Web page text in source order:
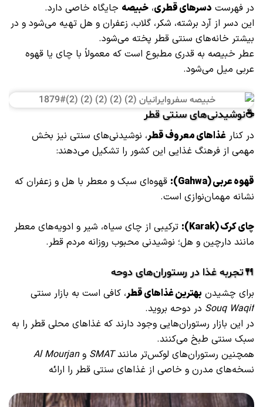
در فهرست دسرهای قطری، خبیصه جایگاه خاصی دارد.
این دسر از آرد برشته، شکر، گلاب، زعفران و هل تهیه می‌شود و در
بیشتر خانه‌های سنتی قطر پخته می‌شود.
عطر خبیصه به قدری مطبوع است که معمولاً با چای یا قهوه
عربی میل می‌شود.
☕نوشیدنی‌های سنتی قطر
در کنار غذاهای معروف قطر، نوشیدنی‌های سنتی نیز بخش
مهمی از فرهنگ غذایی این کشور را تشکیل می‌دهند:
قهوه عربی (Gahwa):
قهوه‌ای سبک و معطر با هل و زعفران که
نشانه مهمان‌نوازی است.
چای کرک (Karak):
ترکیبی از چای سیاه، شیر و ادویه‌های معطر
مانند دارچین و هل؛ نوشیدنی محبوب روزانه مردم قطر.
🍴تجربه غذا در رستوران‌های دوحه
برای چشیدن بهترین غذاهای قطر، کافی است به بازار سنتی
Souq Waqif در دوحه بروید.
در این بازار رستوران‌هایی وجود دارند که غذاهای محلی قطر را به
سبک سنتی طبخ می‌کنند.
همچنین رستوران‌های لوکس‌تر مانندSMAT وAl Mourjan
نسخه‌های مدرن و خاصی از غذاهای سنتی قطر را ارائه